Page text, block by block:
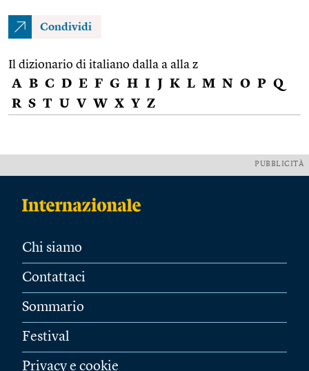
Condividi
Il dizionario di italiano dalla a alla z
A B C D E F G H I J K L M N O P Q
R S T U V W X Y Z
PUBBLICITÀ
Chi siamo
Contattaci
Sommario
Festival
Privacy e cookie